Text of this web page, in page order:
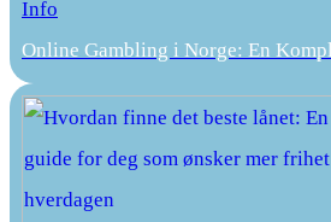
Info
Online Gambling i Norge: En